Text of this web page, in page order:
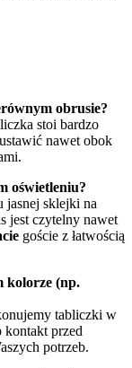
obrusie?
stoi bardzo
nawet obok
oświetleniu?
jasnej sklejki na
jest czytelny nawet
goście z łatwością
kolorze (np.
tabliczki w
kontakt przed
potrzeb.